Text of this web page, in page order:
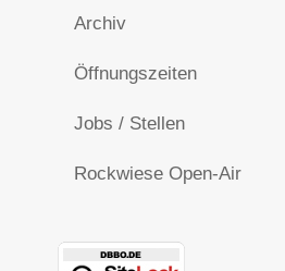
Archiv
Öffnungszeiten
Jobs / Stellen
Rockwiese Open-Air